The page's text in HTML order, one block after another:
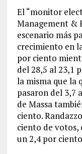
El “monitor
Management &
escenario más
crecimiento en
por ciento
del 28,5 al 23,1
la misma que la
pasaron del 3,7
de Massa
ciento.
ciento de votos,
un 2,4 por